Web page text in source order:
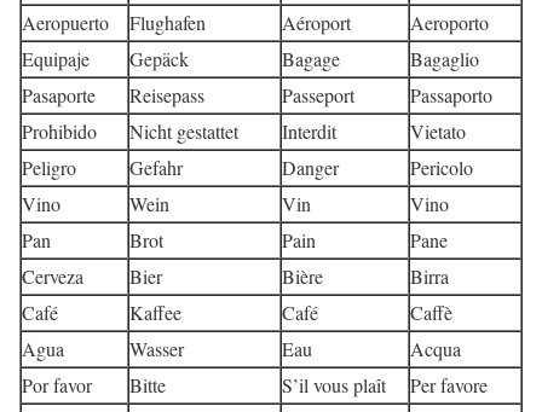
Aeropuerto
Flughafen Aéroport
Aeroporto
Equipaje
Gepäck Bagage
Bagaglio
Pasaporte
Reisepass Passeport
Passaporto
Prohibido
Nicht gestattet Interdit
Vietato
Peligro
Gefahr Danger
Pericolo
Vino
Wein Vin
Vino
Pan
Brot Pain
Pane
Cerveza
Bier Bière
Birra
Café
Kaffee Café
Caffè
Agua
Wasser Eau
Acqua
Por favor
Bitte S’il vous plaît
Per favore